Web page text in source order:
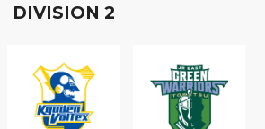
DIVISION 2